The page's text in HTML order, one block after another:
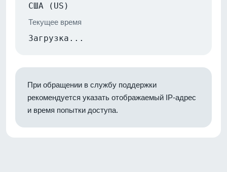
США (US)
Текущее время
Загрузка...
При обращении в службу поддержки
рекомендуется указать отображаемый IP-адрес
и время попытки доступа.